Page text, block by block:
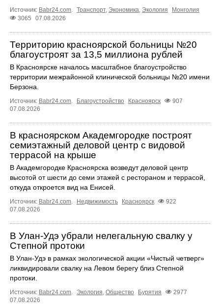
Источник: Babr24.com Транспорт, Экономика Экология
Монголия
3065
07.08.2026
Территорию красноярской больницы №20
благоустроят за 13,5 миллиона рублей
В Красноярске началось масштабное благоустройство
территории межрайонной клинической больницы №20 имени
Берзона.
Источник: Babr24.com Благоустройство Красноярск
907
07.08.2026
В красноярском Академгородке построят
семиэтажный деловой центр с видовой
террасой на крыше
В Академгородке Красноярска возведут деловой центр
высотой от шести до семи этажей с рестораном и террасой,
откуда откроется вид на Енисей.
Источник: Babr24.com. Недвижимость Красноярск
922
07.08.2026
В Улан-Удэ убрали нелегальную свалку у
Степной протоки
В Улан-Удэ в рамках экологической акции «Чистый четверг»
ликвидировали свалку на Левом берегу близ Степной
протоки.
Источник: Babr24.com. Экология, Общество Бурятия
2977
07.08.2026